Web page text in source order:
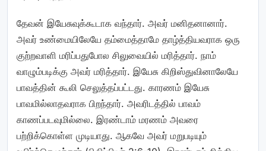
தேவன் இயேசுவுக்கூடாக வந்தார். அவர் மனிதனானார்.
அவர் உண்மையிலேயே தம்மைத்தாமே தாழ்த்தியவராக ஒரு
குற்றவாளி மரிப்பதுபோல சிலுவையில் மரித்தார். நாம்
வாழும்படிக்கு அவர் மரித்தார். இயேசு கிறிஸ்துவினாலேயே
பாவத்தின் கூலி செலுத்தப்பட்டது. காரணம் இயேசு
பாவமில்லாதவராக பிறந்தார். அவரிடத்தில் பாவம்
காணப்படவுமில்லை. இரண்டாம் மரணம் அவரை
பற்றிக்கொள்ள முடியாது. ஆகவே அவர் மறுபடியும்